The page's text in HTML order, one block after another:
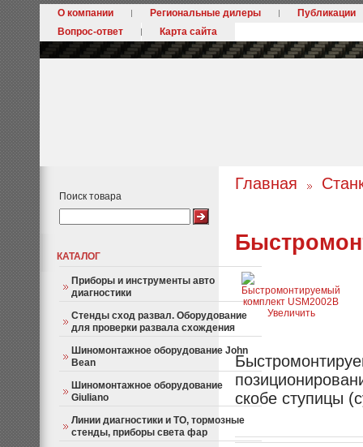
О компании Региональные дилеры
Публикации
Вопрос-ответ
Карта сайта
Поиск товара
КАТАЛОГ
Приборы и инструменты авто
диагностики
Стенды сход развал. Оборудование
для проверки развала схождения
Шиномонтажное оборудование John
Bean
Шиномонтажное оборудование
Giuliano
Линии диагностики и ТО, тормозные
стенды, приборы света фар
Главная
Увеличить
скобе ступицы